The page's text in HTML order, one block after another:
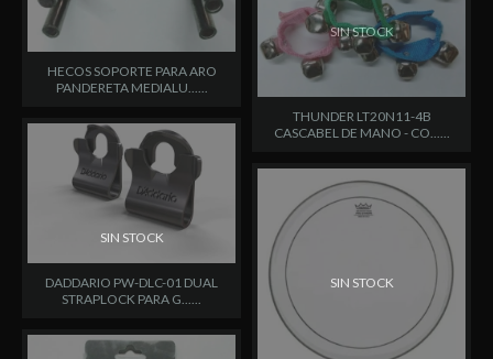
HECOS SOPORTE PARA ARO
PANDERETA MEDIALU......
SIN STOCK
THUNDER LT20N11-4B
CASCABEL DE MANO - CO......
SIN STOCK
DADDARIO PW-DLC-01 DUAL
STRAPLOCK PARA G......
SIN STOCK